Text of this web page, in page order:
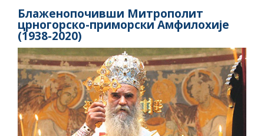
Блаженопочивши Митрополит
црногорско-приморски Амфилохије
(1938-2020)